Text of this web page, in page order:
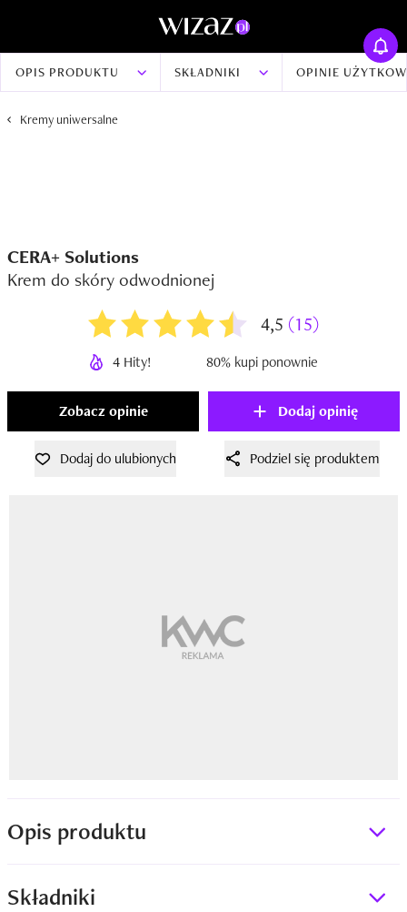
OPIS PRODUKTU SKŁADNIKI OPINIE
Kremy uniwersalne
CERA+ Solutions
Krem do skóry odwodnionej
4,5 (15)
4 Hity! 80% kupi ponownie
Zobacz opinie Dodaj opinię
Dodaj do ulubionych Podziel się produktem
Opis produktu
Składniki